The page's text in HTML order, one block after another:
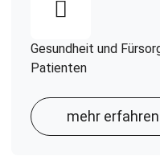
Gesundheit und
Patienten
mehr erfahren